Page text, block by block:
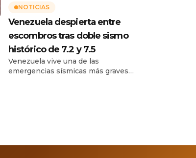
NOTICIAS
Venezuela despierta entre
escombros tras doble sismo
histórico de 7.2 y 7.5
Venezuela vive una de las
emergencias sísmicas más graves